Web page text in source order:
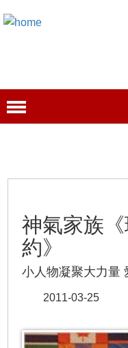
神氣家族
約》
小人物凝聚大力量
2011-03-25